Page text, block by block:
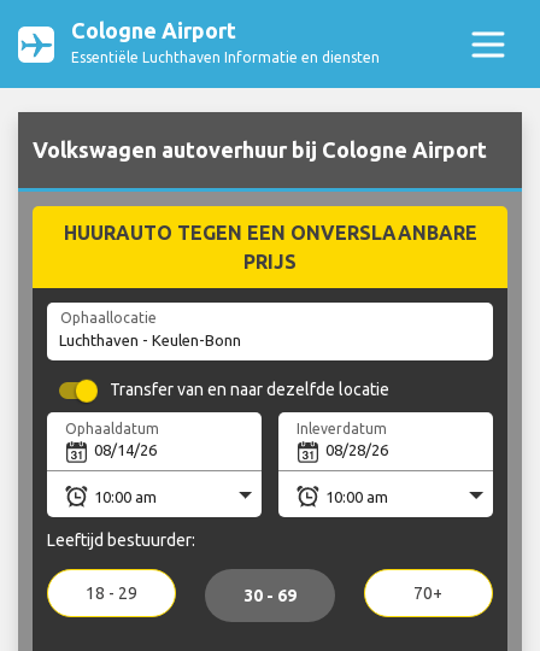
Cologne Airport
Essentiële Luchthaven Informatie en diensten
Volkswagen autoverhuur bij Cologne Airport
HUURAUTO TEGEN EEN ONVERSLAANBARE
PRIJS
Ophaallocatie
Transfer van en naar dezelfde locatie
Ophaaldatum Inleverdatum
Leeftijd bestuurder:
18 - 29 30 - 69 70+